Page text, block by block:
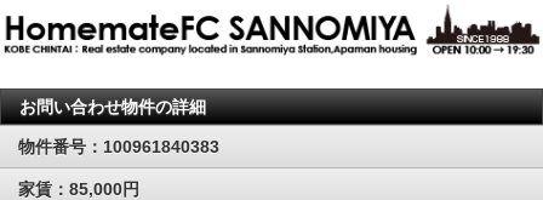
お問い合わせ物件の詳細
物件番号：100961840383
家賃：85,000円